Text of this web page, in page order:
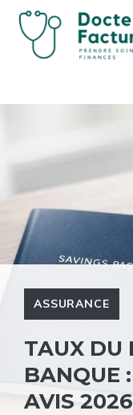
Aller
contenu
ASSURANCE
TAUX DU
BANQUE
AVIS 2026